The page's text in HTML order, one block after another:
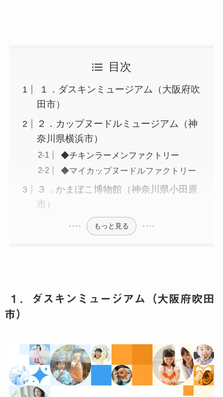
目次
１．ダスキンミュージアム（大阪府吹
田市）
２．カップヌードルミュージアム（神
奈川県横浜市）
◆チキンラーメンファクトリー
◆マイカップヌードルファクトリー
３．かまぼこ博物館（神奈川県小田原
市）
もっと見る
１．ダスキンミュージアム（大阪府吹田
市）